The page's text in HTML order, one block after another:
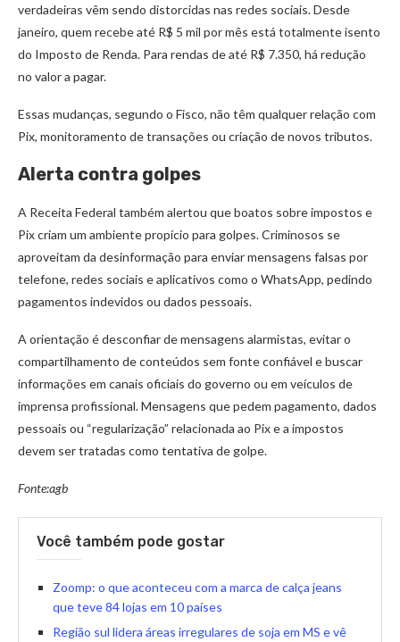
verdadeiras vêm sendo distorcidas nas redes sociais. Desde
janeiro, quem recebe até R$ 5 mil por mês está totalmente isento
do Imposto de Renda. Para rendas de até R$ 7.350, há redução
no valor a pagar.
Essas mudanças, segundo o Fisco, não têm qualquer relação com
Pix, monitoramento de transações ou criação de novos tributos.
Alerta contra golpes
A Receita Federal também alertou que boatos sobre impostos e
Pix criam um ambiente propício para golpes. Criminosos se
aproveitam da desinformação para enviar mensagens falsas por
telefone, redes sociais e aplicativos como o WhatsApp, pedindo
pagamentos indevidos ou dados pessoais.
A orientação é desconfiar de mensagens alarmistas, evitar o
compartilhamento de conteúdos sem fonte confiável e buscar
informações em canais oficiais do governo ou em veículos de
imprensa profissional. Mensagens que pedem pagamento, dados
pessoais ou “regularização” relacionada ao Pix e a impostos
devem ser tratadas como tentativa de golpe.
Fonte:agb
Você também pode gostar
Zoomp: o que aconteceu com a marca de calça jeans
que teve 84 lojas em 10 países
Região sul lidera áreas irregulares de soja em MS e vê